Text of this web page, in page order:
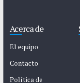
Acerca de
El equipo
Contacto
Política de